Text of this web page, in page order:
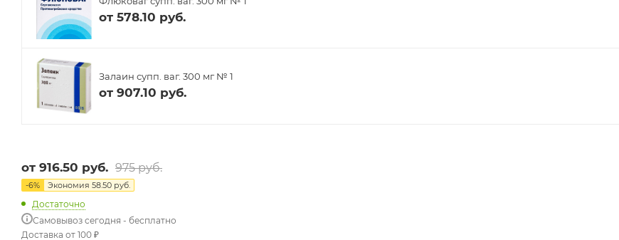
от 578.10 руб.
Залаин супп. ваг. 300 мг № 1
от 907.10 руб.
от 916.50 руб. 975 руб.
-6% Экономия 58.50 руб.
Достаточно
Самовывоз сегодня - бесплатно
Доставка от 100 ₽